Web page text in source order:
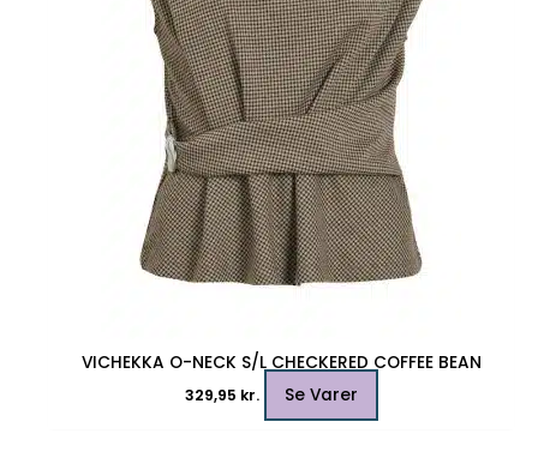
VICHEKKA O-NECK S/L CHECKERED COFFEE BEAN
329,95 kr. Se Varer
vælges
på
varesiden